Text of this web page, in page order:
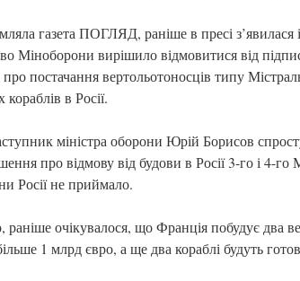
газета ПОГЛЯД, раніше в пресі
Міноборони вирішило відмовитися від
постачання вертольотоносців типу
кораблів в Росії.
міністра оборони Юрій Борисов
про відмову від будови в Росії 3-го і 4-го
Росії не приймало.
раніше очікувалося, що Франція побудує два
1 млрд євро, а ще два кораблі будуть